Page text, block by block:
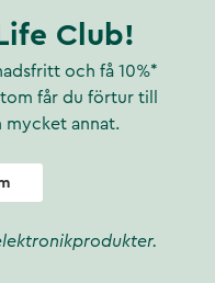
Club!
och få 10%*
får du förtur till
mycket annat.